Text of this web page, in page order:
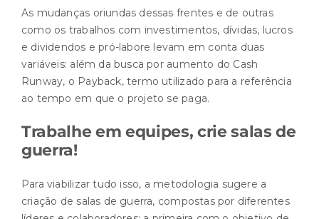
As mudanças oriundas dessas frentes e de outras
como os trabalhos com investimentos, dívidas, lucros
e dividendos e pró-labore levam em conta duas
variáveis: além da busca por aumento do Cash
Runway, o Payback, termo utilizado para a referência
ao tempo em que o projeto se paga.
Trabalhe em equipes, crie salas de
guerra!
Para viabilizar tudo isso, a metodologia sugere a
criação de salas de guerra, compostas por diferentes